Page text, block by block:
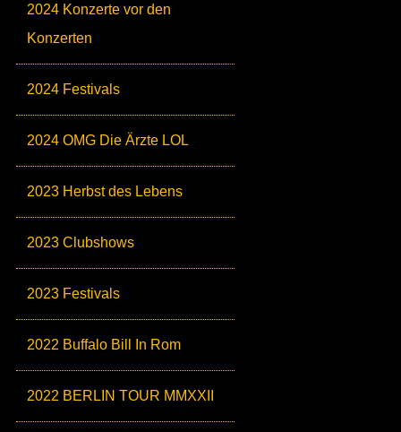
2024 Konzerte vor den
Konzerten
2024 Festivals
2024 OMG Die Ärzte LOL
2023 Herbst des Lebens
2023 Clubshows
2023 Festivals
2022 Buffalo Bill In Rom
2022 BERLIN TOUR MMXXII